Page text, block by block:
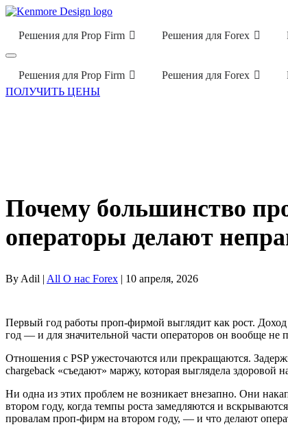
Решения для Prop Firm Решения для Forex
Решения для Prop Firm Решения для Forex
ПОЛУЧИТЬ ЦЕНЫ
Почему большинство
операторы делают
By Adil | All О нас Forex | 10 апреля, 2026
Первый год работы проп-фирмой выглядит как рост. Доход
год — и для значительной части операторов он вообще не
Отношения с PSP ужесточаются или прекращаются.
chargeback «съедают» маржу, которая выглядела
Ни одна из этих проблем не возникает внезапно. Они
втором году, когда темпы роста замедляются и
провалам проп-фирм на втором году, — и что делают